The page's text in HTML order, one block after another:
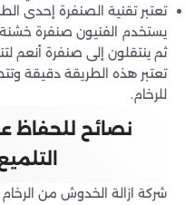
تعتبر تقنية الصنفرة إحدى
يستخدم الفنيون صنفرة خشنة
ثم ينتقلون إلى صنفرة أنعم
تعتبر هذه الطريقة دقيقة
للرخام.
نصائح للحفاظ
شركة ازالة الخدوش من